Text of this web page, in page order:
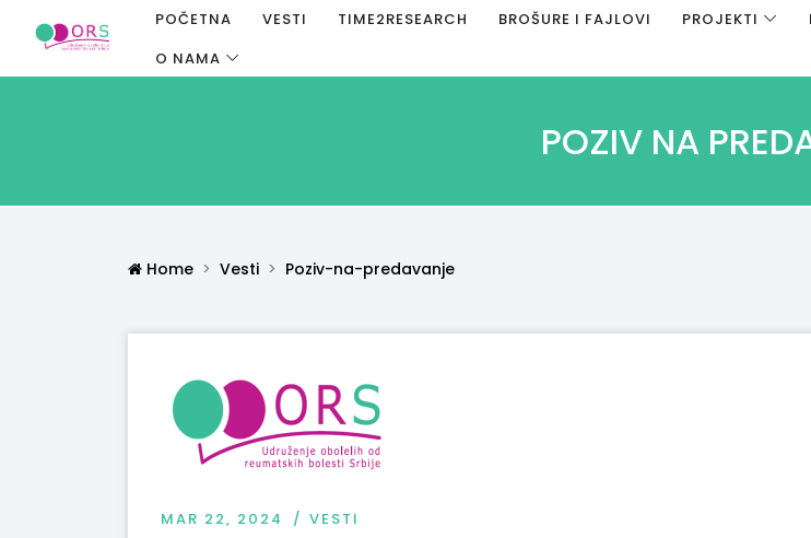
POČETNA VESTI TIME2RESEARCH BROŠURE I FAJLOVI PROJEKTI
O NAMA
POZIV NA
Home Vesti Poziv-na-predavanje
MAR 22, 2024 VESTI